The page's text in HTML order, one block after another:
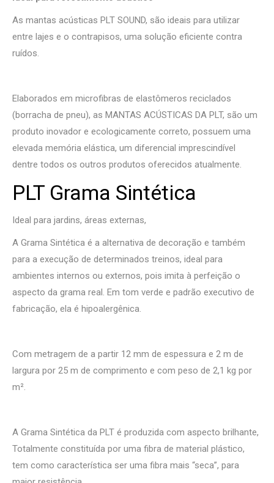
As mantas acústicas PLT SOUND, são ideais para utilizar
entre lajes e o contrapisos, uma solução eficiente contra
ruídos.
Elaborados em microfibras de elastômeros reciclados
(borracha de pneu), as MANTAS ACÚSTICAS DA PLT, são um
produto inovador e ecologicamente correto, possuem uma
elevada memória elástica, um diferencial imprescindível
dentre todos os outros produtos oferecidos atualmente.
PLT Grama Sintética
Ideal para jardins, áreas externas,
A Grama Sintética é a alternativa de decoração e também
para a execução de determinados treinos, ideal para
ambientes internos ou externos, pois imita à perfeição o
aspecto da grama real. Em tom verde e padrão executivo de
fabricação, ela é hipoalergênica.
Com metragem de a partir 12 mm de espessura e 2 m de
largura por 25 m de comprimento e com peso de 2,1 kg por
m².
A Grama Sintética da PLT é produzida com aspecto brilhante,
Totalmente constituída por uma fibra de material plástico,
tem como característica ser uma fibra mais “seca”, para